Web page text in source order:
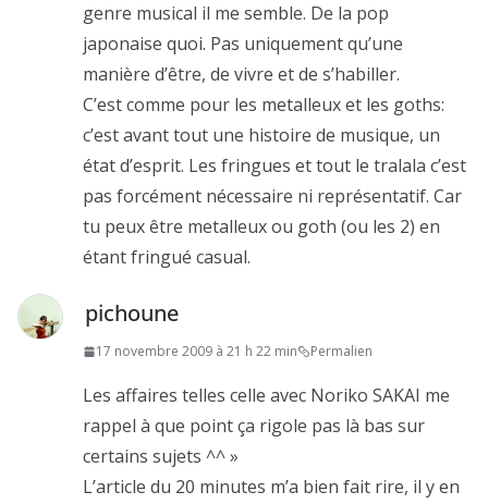
genre musical il me semble. De la pop
japonaise quoi. Pas uniquement qu’une
manière d’être, de vivre et de s’habiller.
C’est comme pour les metalleux et les goths:
c’est avant tout une histoire de musique, un
état d’esprit. Les fringues et tout le tralala c’est
pas forcément nécessaire ni représentatif. Car
tu peux être metalleux ou goth (ou les 2) en
étant fringué casual.
pichoune
17 novembre 2009 à 21 h 22 min Permalien
Les affaires telles celle avec Noriko SAKAI me
rappel à que point ça rigole pas là bas sur
certains sujets ^^ »
L’article du 20 minutes m’a bien fait rire, il y en